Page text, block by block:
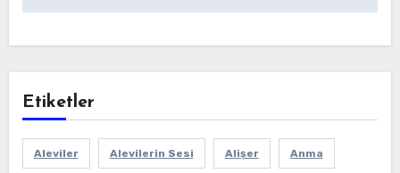
Etiketler
Aleviler Alevilerin Sesi Alişer Anma